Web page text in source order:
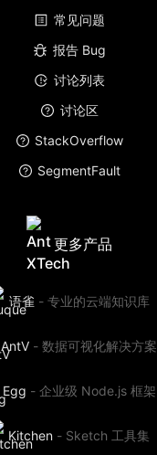
常见问题
报告 Bug
讨论列表
讨论区
StackOverflow
SegmentFault
更多产品
语雀 - 专业的云端知识库
AntV - 数据可视化解决方案
Egg - 企业级 Node.js 框架
Kitchen - Sketch 工具集